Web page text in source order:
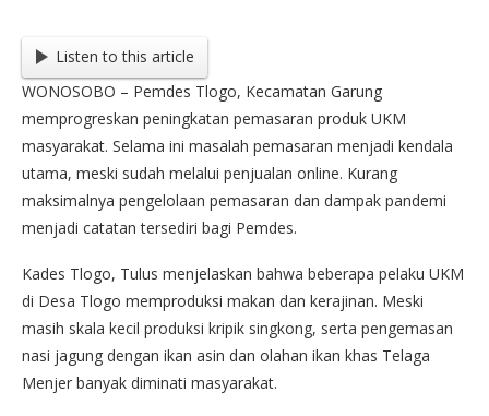
Listen to this article
WONOSOBO – Pemdes Tlogo, Kecamatan Garung
memprogreskan peningkatan pemasaran produk UKM
masyarakat. Selama ini masalah pemasaran menjadi kendala
utama, meski sudah melalui penjualan online. Kurang
maksimalnya pengelolaan pemasaran dan dampak pandemi
menjadi catatan tersediri bagi Pemdes.
Kades Tlogo, Tulus menjelaskan bahwa beberapa pelaku UKM
di Desa Tlogo memproduksi makan dan kerajinan. Meski
masih skala kecil produksi kripik singkong, serta pengemasan
nasi jagung dengan ikan asin dan olahan ikan khas Telaga
Menjer banyak diminati masyarakat.